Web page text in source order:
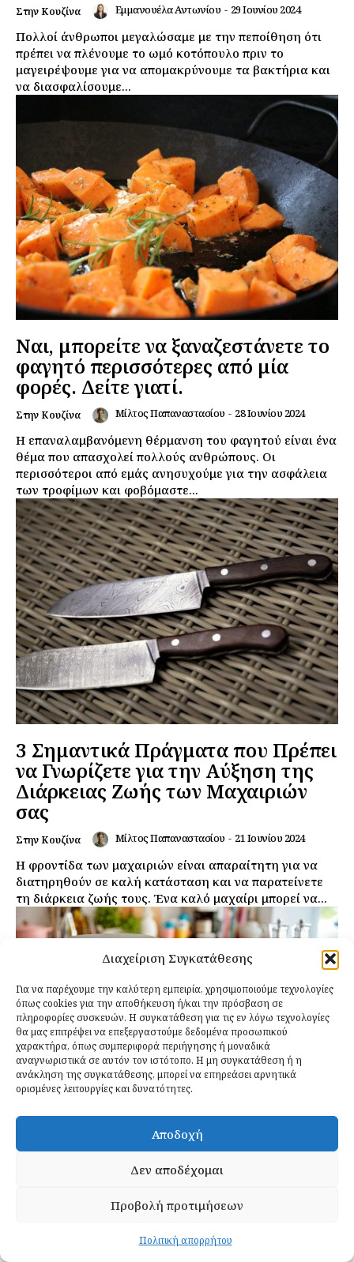
Διαχείριση Συγκατάθεσης
Για να παρέχουμε την καλύτερη εμπειρία, χρησιμοποιούμε τεχνολογίες
όπως cookies για την αποθήκευση ή/και την πρόσβαση σε
πληροφορίες συσκευών. Η συγκατάθεση για τις εν λόγω τεχνολογίες
θα μας επιτρέψει να επεξεργαστούμε δεδομένα προσωπικού
χαρακτήρα, όπως συμπεριφορά περιήγησης ή μοναδικά
αναγνωριστικά σε αυτόν τον ιστότοπο. Η μη συγκατάθεση ή η
ανάκληση της συγκατάθεσης, μπορεί να επηρεάσει αρνητικά
ορισμένες λειτουργίες και δυνατότητες.
Αποδοχή
Δεν αποδέχομαι
Προβολή προτιμήσεων
Πολιτική απορρήτου
Στην Κουζίνα Εμμανουέλα Αντωνίου - 29 Ιουνίου 2024
Πολλοί άνθρωποι μεγαλώσαμε με την πεποίθηση ότι
πρέπει να πλένουμε το ωμό κοτόπουλο πριν το
μαγειρέψουμε για να απομακρύνουμε τα βακτήρια και
να διασφαλίσουμε...
Ναι, μπορείτε να ξαναζεστάνετε το
φαγητό περισσότερες από μία
φορές. Δείτε γιατί.
Στην Κουζίνα Μίλτος Παπαναστασίου - 28 Ιουνίου 2024
Η επαναλαμβανόμενη θέρμανση του φαγητού είναι ένα
θέμα που απασχολεί πολλούς ανθρώπους. Οι
περισσότεροι από εμάς ανησυχούμε για την ασφάλεια
των τροφίμων και φοβόμαστε...
3 Σημαντικά Πράγματα που Πρέπει
να Γνωρίζετε για την Αύξηση της
Διάρκειας Ζωής των Μαχαιριών
σας
Στην Κουζίνα Μίλτος Παπαναστασίου - 21 Ιουνίου 2024
Η φροντίδα των μαχαιριών είναι απαραίτητη για να
διατηρηθούν σε καλή κατάσταση και να παρατείνετε
τη διάρκεια ζωής τους. Ένα καλό μαχαίρι μπορεί να...
4 Τρόφιμα που Πρέπει να
Αποφεύγετε να Ψήνετε σε Airfryer
Αντώνης Δημητρόπουλος -
Το air frying έχει γίνει μια δημοφιλής μέθοδος
μαγειρέματος, προσφέροντας μια πιο υγιεινή